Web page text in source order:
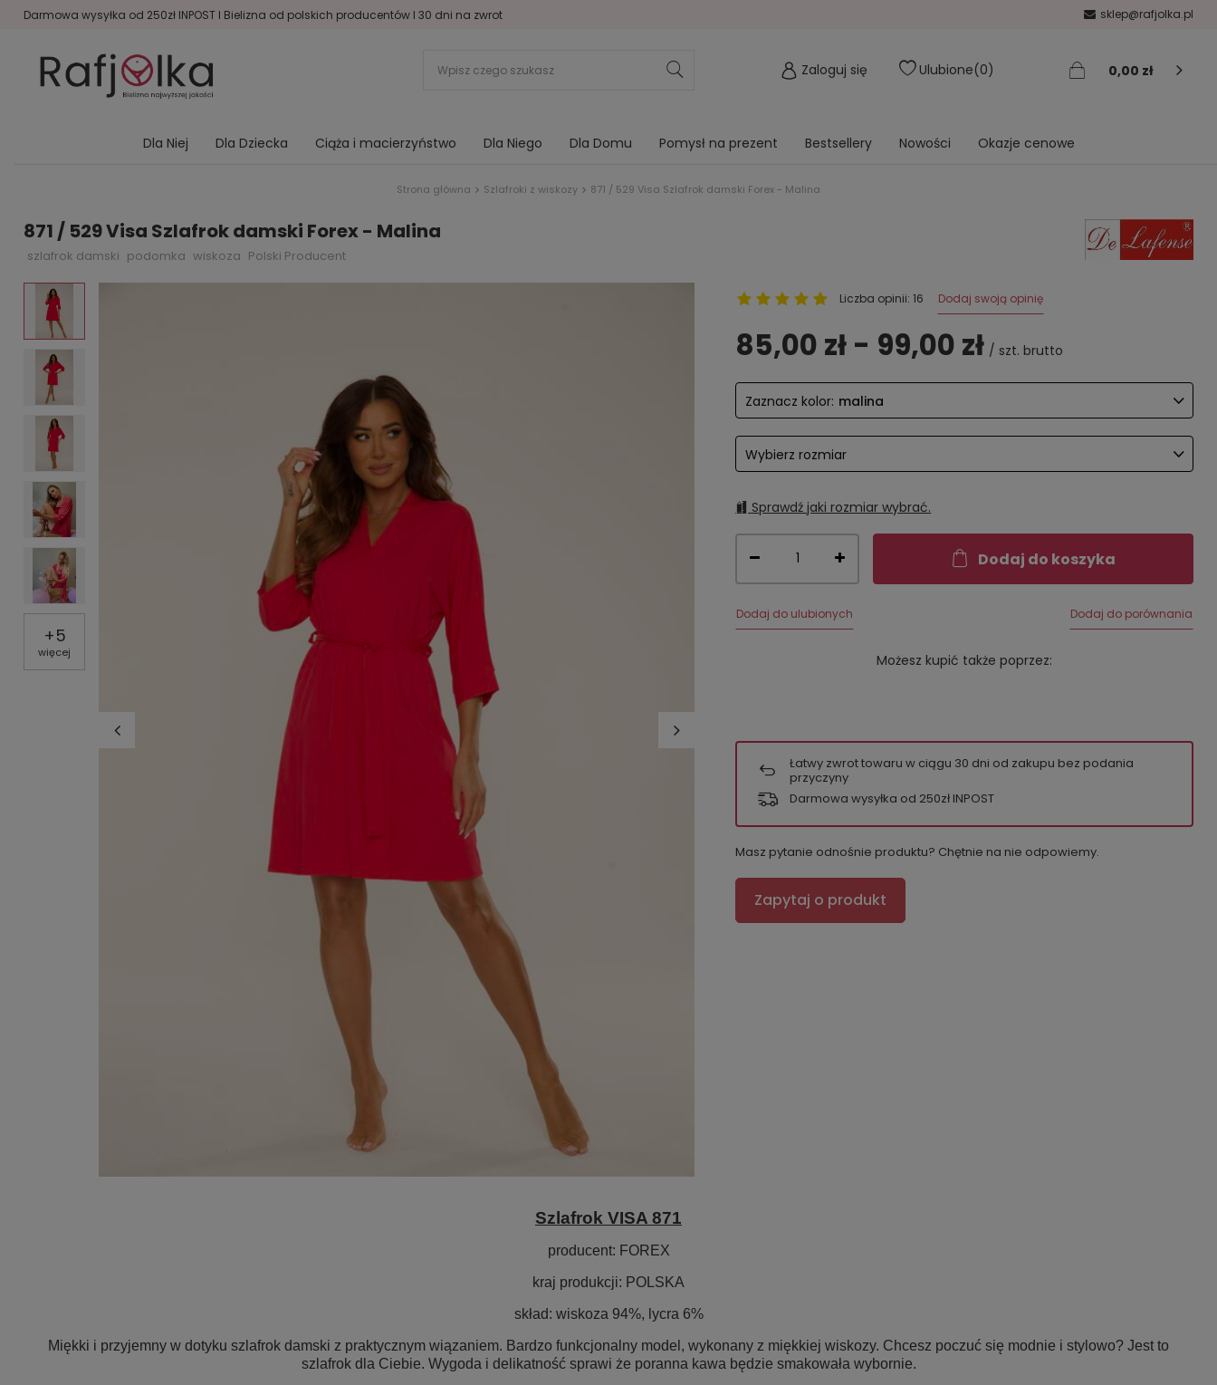
Darmowa wysyłka od 250zł INPOST I Bielizna od polskich producentów I 30 dni na zwrot sklep@rafjolka.pl
Zaloguj się Ulubione 0 0,00 zł
Dla Niej Dla Dziecka Ciąża i macierzyństwo Dla Niego Dla Domu Pomysł na prezent Bestsellery Nowości Okazje cenowe
Strona główna Szlafroki z wiskozy 871 / 529 Visa Szlafrok damski Forex - Malina
871 / 529 Visa Szlafrok damski Forex - Malina
szlafrok damski podomka wiskoza Polski Producent
+5
więcej
Liczba opinii: 16 Dodaj swoją opinię
85,00 zł - 99,00 zł / szt. brutto
Zaznacz kolor: malina
Wybierz rozmiar
Sprawdź jaki rozmiar wybrać.
Dodaj do koszyka
Dodaj do ulubionych Dodaj do porównania
Możesz kupić także poprzez:
Łatwy zwrot towaru w ciągu 30 dni od zakupu bez podania
przyczyny
Darmowa wysyłka od 250zł INPOST
Masz pytanie odnośnie produktu? Chętnie na nie odpowiemy.
Zapytaj o produkt
Szlafrok VISA 871
producent: FOREX
kraj produkcji: POLSKA
skład: wiskoza 94%, lycra 6%
Miękki i przyjemny w dotyku szlafrok damski z praktycznym wiązaniem. Bardzo funkcjonalny model, wykonany z miękkiej wiskozy. Chcesz poczuć się modnie i stylowo? Jest to
szlafrok dla Ciebie. Wygoda i delikatność sprawi że poranna kawa będzie smakowała wybornie.